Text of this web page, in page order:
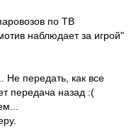
по ТВ
наблюдает за игрой"
Не передать, как все
передача назад :(